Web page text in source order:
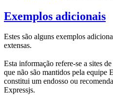
Exemplos adicionais
Estes são alguns exemplos
extensas.
Esta informação refere-se a sites
que não são mantidos pela equipe
constitui um endosso ou
Expressjs.